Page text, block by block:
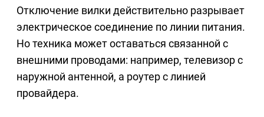
Отключение вилки действительно разрывает
электрическое соединение по линии питания.
Но техника может оставаться связанной с
внешними проводами: например, телевизор с
наружной антенной, а роутер с линией
провайдера.